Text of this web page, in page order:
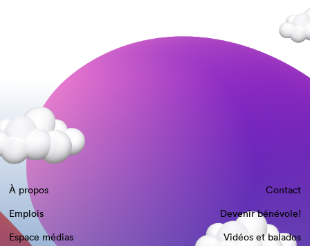
À propos
Contact
Emplois
Devenir bénévole!
Espace médias
Vidéos et balados